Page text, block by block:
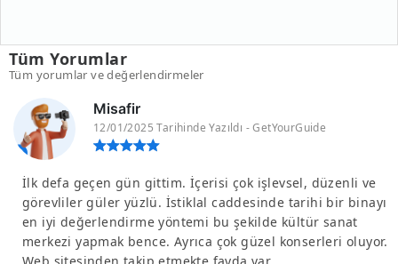
Tüm Yorumlar
Tüm yorumlar ve değerlendirmeler
Misafir
12/01/2025 Tarihinde Yazıldı - GetYourGuide
İlk defa geçen gün gittim. İçerisi çok işlevsel, düzenli ve
görevliler güler yüzlü. İstiklal caddesinde tarihi bir binayı
en iyi değerlendirme yöntemi bu şekilde kültür sanat
merkezi yapmak bence. Ayrıca çok güzel konserleri oluyor.